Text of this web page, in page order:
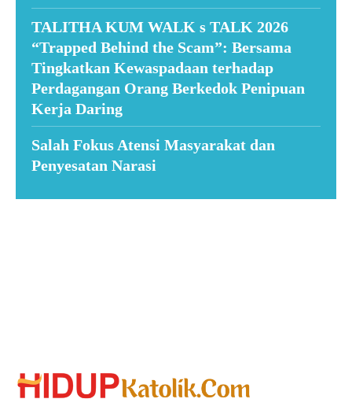
TALITHA KUM WALK s TALK 2026
“Trapped Behind the Scam”: Bersama
Tingkatkan Kewaspadaan terhadap
Perdagangan Orang Berkedok Penipuan
Kerja Daring
Salah Fokus Atensi Masyarakat dan
Penyesatan Narasi